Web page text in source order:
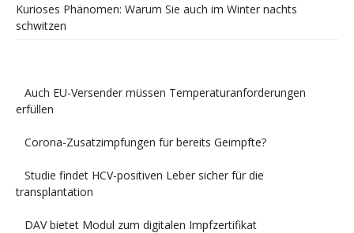
Kurioses Phänomen: Warum Sie auch im Winter nachts
schwitzen
Auch EU-Versender müssen Temperaturanforderungen
erfüllen
Corona-Zusatzimpfungen für bereits Geimpfte?
Studie findet HCV-positiven Leber sicher für die
transplantation
DAV bietet Modul zum digitalen Impfzertifikat